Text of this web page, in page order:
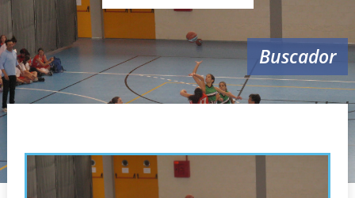
Instalaciones
Comunicación ▼
Valencia en deporte
Buscador
campus navidad